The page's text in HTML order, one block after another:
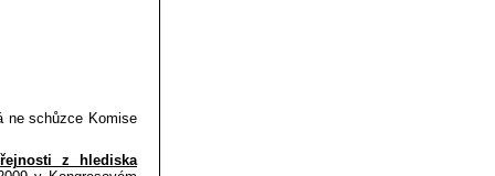
ne schůzce Komise
z hlediska